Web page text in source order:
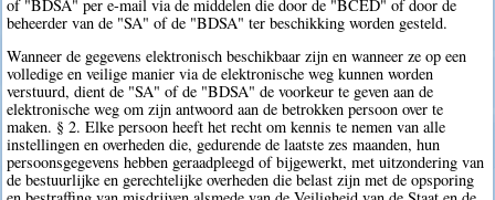
of "BDSA" per e-mail via de middelen die door de "BCED" of door de
beheerder van de "SA" of de "BDSA" ter beschikking worden gesteld.
Wanneer de gegevens elektronisch beschikbaar zijn en wanneer ze op een
volledige en veilige manier via de elektronische weg kunnen worden
verstuurd, dient de "SA" of de "BDSA" de voorkeur te geven aan de
elektronische weg om zijn antwoord aan de betrokken persoon over te
maken. § 2. Elke persoon heeft het recht om kennis te nemen van alle
instellingen en overheden die, gedurende de laatste zes maanden, hun
persoonsgegevens hebben geraadpleegd of bijgewerkt, met uitzondering van
de bestuurlijke en gerechtelijke overheden die belast zijn met de opsporing